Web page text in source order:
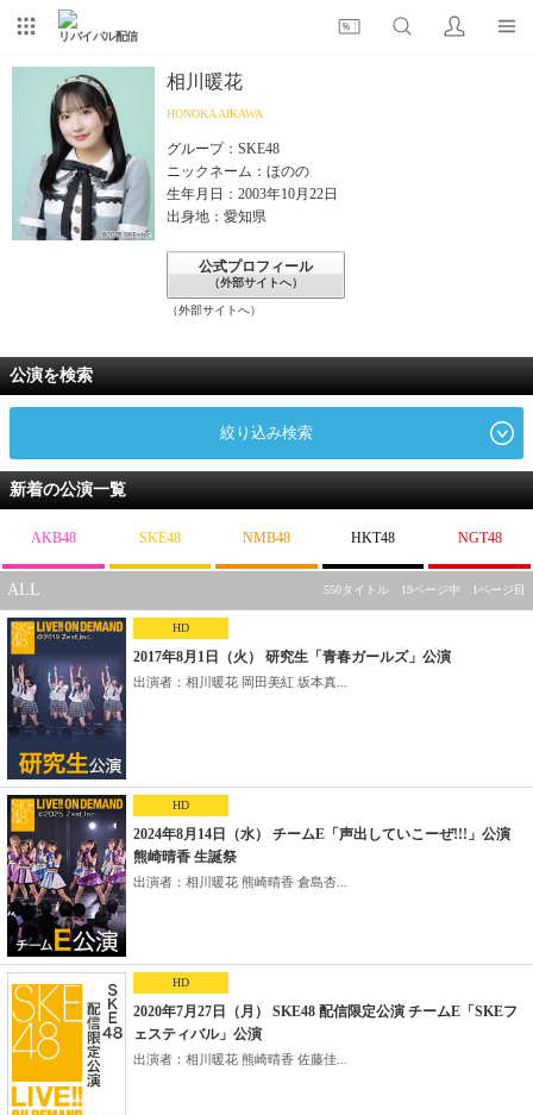
リバイバル配信
相川暖花
HONOKA AIKAWA
グループ：SKE48
ニックネーム：ほのの
生年月日：2003年10月22日
出身地：愛知県
公式プロフィール
（外部サイトへ）
（外部サイトへ）
公演を検索
絞り込み検索
新着の公演一覧
AKB48 SKE48 NMB48 HKT48 NGT48
ALL 550タイトル 19ページ中 1ページ目
HD
2017年8月1日（火） 研究生「青春ガールズ」公演
出演者：相川暖花 岡田美紅 坂本真...
HD
2024年8月14日（水） チームE「声出していこーぜ!!!」公演
熊崎晴香 生誕祭
出演者：相川暖花 熊崎晴香 倉島杏...
HD
2020年7月27日（月） SKE48 配信限定公演 チームE「SKEフ
ェスティバル」公演
出演者：相川暖花 熊崎晴香 佐藤佳...